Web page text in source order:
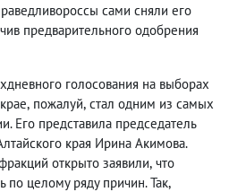
сами сняли его
предварительного одобрения
голосования на выборах
, пожалуй, стал одним из самых
Его представила председатель
края Ирина Акимова.
открыто заявили, что
по целому ряду причин. Так,